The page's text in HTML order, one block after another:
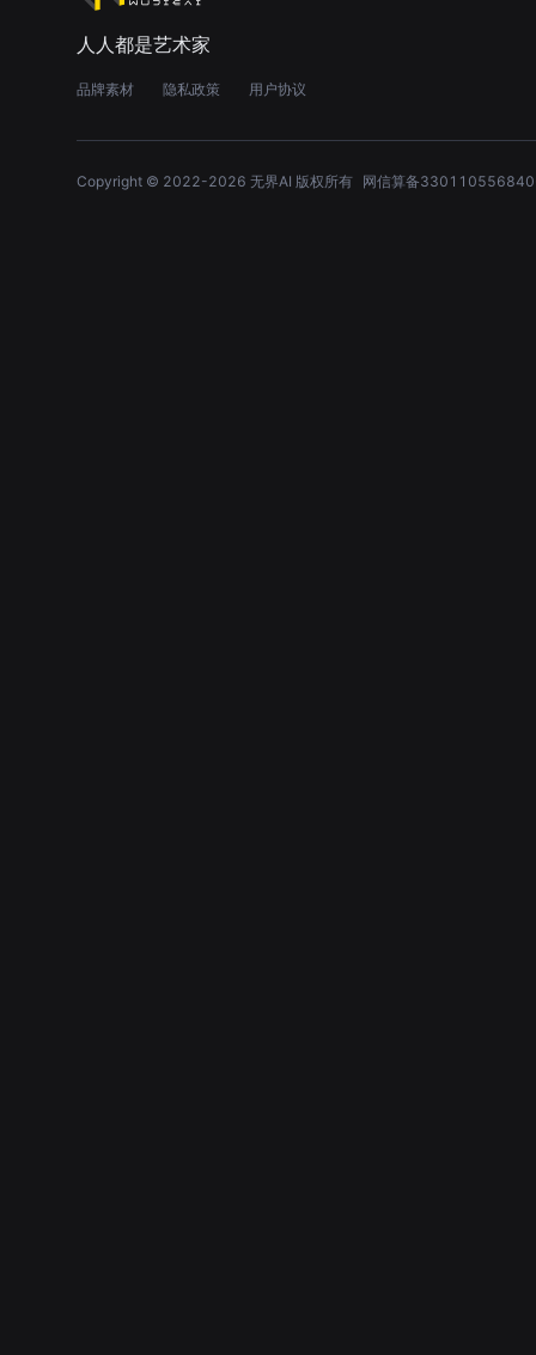
人人都是艺术家
品牌素材 隐私政策 用户协议
Copyright © 2022-2026 无界AI 版权所有 网信算备